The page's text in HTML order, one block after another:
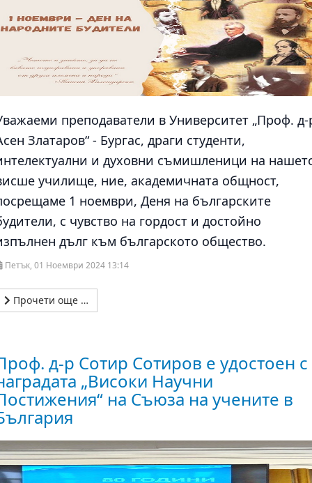
преподаватели в Университет „Проф. д-
Златаров“ - Бургас, драги студенти,
и духовни съмишленици на
училище, ние, академичната общност,
1 ноември, Деня на българските
с чувство на гордост и достойно
дълг към българското общество.
Петък, 01 Ноември 2024 13:14
Прочети още …
д-р Сотир Сотиров е удостоен с
„Високи Научни
на Съюза на учените в